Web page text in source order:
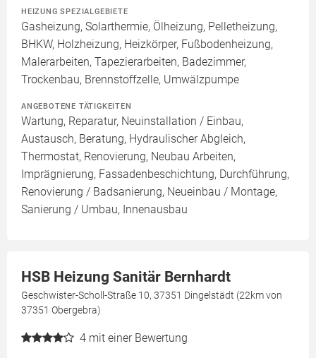
HEIZUNG SPEZIALGEBIETE
Gasheizung, Solarthermie, Ölheizung, Pelletheizung,
BHKW, Holzheizung, Heizkörper, Fußbodenheizung,
Malerarbeiten, Tapezierarbeiten, Badezimmer,
Trockenbau, Brennstoffzelle, Umwälzpumpe
ANGEBOTENE TÄTIGKEITEN
Wartung, Reparatur, Neuinstallation / Einbau,
Austausch, Beratung, Hydraulischer Abgleich,
Thermostat, Renovierung, Neubau Arbeiten,
Imprägnierung, Fassadenbeschichtung, Durchführung,
Renovierung / Badsanierung, Neueinbau / Montage,
Sanierung / Umbau, Innenausbau
HSB Heizung Sanitär Bernhardt
Geschwister-Scholl-Straße 10, 37351 Dingelstädt (22km von
37351 Obergebra)
4 mit einer Bewertung